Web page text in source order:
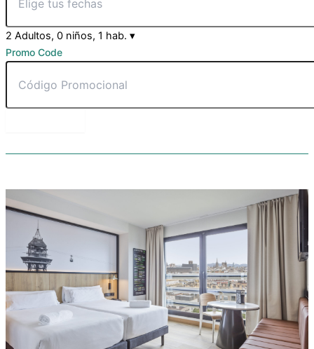
2 Adultos, 0 niños, 1 hab. ▾
Promo Code